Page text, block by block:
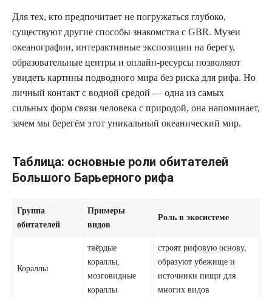
Для тех, кто предпочитает не погружаться глубоко,
существуют другие способы знакомства с GBR. Музеи
океанографии, интерактивные экспозиции на берегу,
образовательные центры и онлайн-ресурсы позволяют
увидеть картины подводного мира без риска для рифа. Но
личный контакт с водной средой — одна из самых
сильных форм связи человека с природой, она напоминает,
зачем мы берегём этот уникальный океанический мир.
Таблица: основные роли обитателей
Большого Барьерного рифа
Группа
обитателей
Примеры
видов
Роль в экосистеме
Кораллы
твёрдые
кораллы,
мозговидные
кораллы
строят рифовую основу,
образуют убежище и
источники пищи для
многих видов